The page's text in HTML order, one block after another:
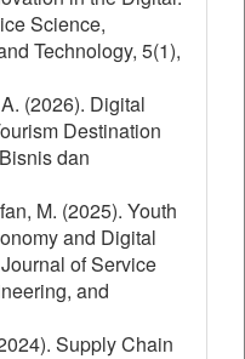
Science,
Technology, 5(1),
(2026). Digital
Destination
dan
M. (2025). Youth
and Digital
of Service
and
Supply Chain